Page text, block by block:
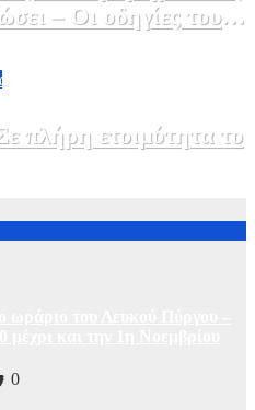
– Οι οδηγίες του
πλήρη ετοιμότητα το
0